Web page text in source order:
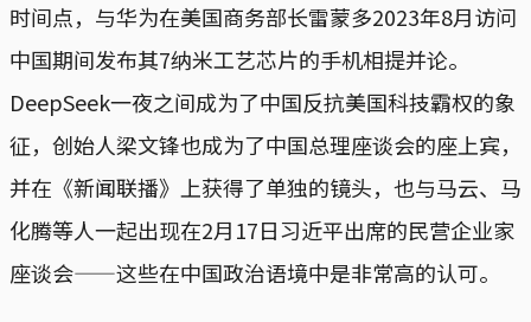
时间点，与华为在美国商务部长雷蒙多2023年8月访问
中国期间发布其7纳米工艺芯片的手机相提并论。
DeepSeek一夜之间成为了中国反抗美国科技霸权的象
征，创始人梁文锋也成为了中国总理座谈会的座上宾，
并在《新闻联播》上获得了单独的镜头，也与马云、马
化腾等人一起出现在2月17日习近平出席的民营企业家
座谈会——这些在中国政治语境中是非常高的认可。